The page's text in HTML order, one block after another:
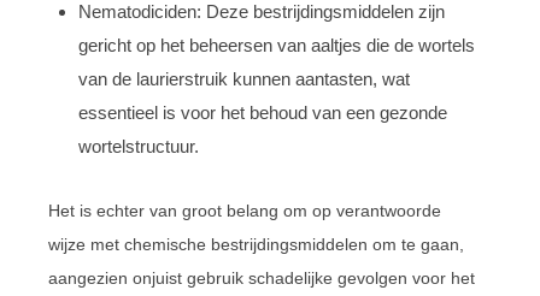
Nematodiciden: Deze bestrijdingsmiddelen zijn
gericht op het beheersen van aaltjes die de wortels
van de laurierstruik kunnen aantasten, wat
essentieel is voor het behoud van een gezonde
wortelstructuur.
Het is echter van groot belang om op verantwoorde
wijze met chemische bestrijdingsmiddelen om te gaan,
aangezien onjuist gebruik schadelijke gevolgen voor het